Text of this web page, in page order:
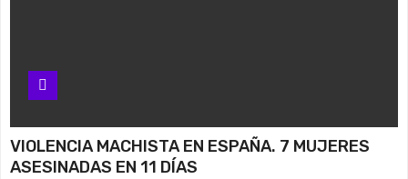
VIOLENCIA MACHISTA EN ESPAÑA. 7 MUJERES
ASESINADAS EN 11 DÍAS